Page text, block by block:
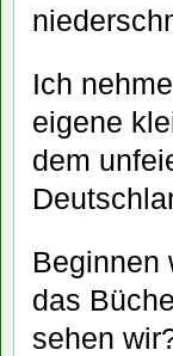
Ich
eigene
dem
Beginnen
das
sehen